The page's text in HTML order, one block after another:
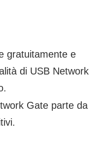
gratuitamente e
di USB Network
Gate parte da